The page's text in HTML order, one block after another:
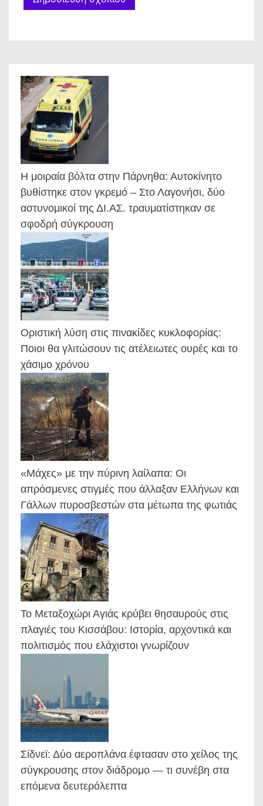
Η μοιραία βόλτα στην Πάρνηθα: Αυτοκίνητο
βυθίστηκε στον γκρεμό – Στο Λαγονήσι, δύο
αστυνομικοί της ΔΙ.ΑΣ. τραυματίστηκαν σε
σφοδρή σύγκρουση
Οριστική λύση στις πινακίδες κυκλοφορίας:
Ποιοι θα γλιτώσουν τις ατέλειωτες ουρές και το
χάσιμο χρόνου
«Μάχες» με την πύρινη λαίλαπα: Οι
απρόσμενες στιγμές που άλλαξαν Ελλήνων και
Γάλλων πυροσβεστών στα μέτωπα της φωτιάς
Το Μεταξοχώρι Αγιάς κρύβει θησαυρούς στις
πλαγιές του Κισσάβου: Ιστορία, αρχοντικά και
πολιτισμός που ελάχιστοι γνωρίζουν
Σίδνεϊ: Δύο αεροπλάνα έφτασαν στο χείλος της
σύγκρουσης στον διάδρομο — τι συνέβη στα
επόμενα δευτερόλεπτα